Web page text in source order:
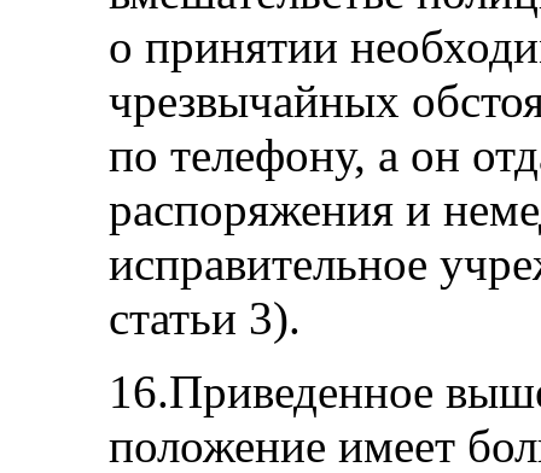
о принятии
чрезвычайных
по телефону, а он
распоряжения и
исправительное
статьи 3).
16.Приведенное
положение имеет